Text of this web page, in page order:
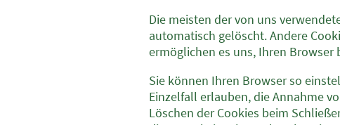
Die meisten der von uns
automatisch gelöscht. Andere
ermöglichen es uns, Ihren
Sie können Ihren Browser so
Einzelfall erlauben, die Annahme
Löschen der Cookies beim